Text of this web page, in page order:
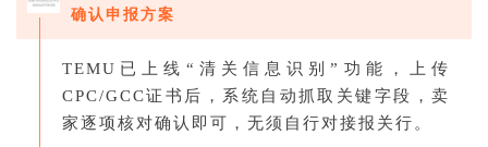
确认申报方案
TEMU已上线“清关信息识别”功能，上传
CPC/GCC证书后，系统自动抓取关键字段，卖
家逐项核对确认即可，无须自行对接报关行。